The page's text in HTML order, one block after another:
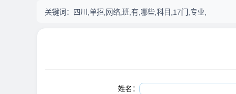
关键词： 四川,单招,网络,班,有,哪些,科目,17门,专业,
姓名：